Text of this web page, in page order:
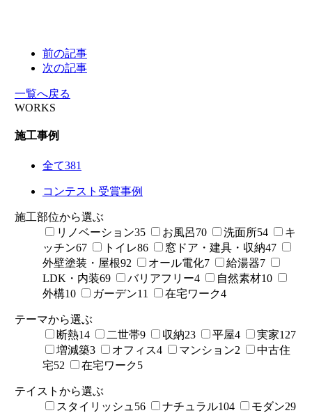
前の記事
次の記事
一覧へ戻る
WORKS
施工事例
全て381
コンテスト受賞事例
施工部位から選ぶ
リノベーション35 お風呂70 洗面所54
キ
ッチン67 トイレ86 窓ドア・建具・収納47
外壁塗装・屋根92 オール電化7 給湯器7
LDK・内装69 バリアフリー4 自然素材10
外構10 ガーデン11 在宅ワーク4
テーマから選ぶ
断熱14 二世帯9 収納23 平屋4 実家127
増減築3 オフィス4 マンション2
中古住
宅52 在宅ワーク5
テイストから選ぶ
スタイリッシュ 56 ナチュラル104 モダン29